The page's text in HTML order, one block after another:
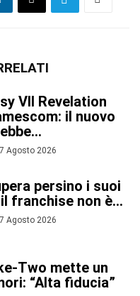
VII Revelation
il nuovo
7 Agosto 2026
persino i suoi
franchise non è...
7 Agosto 2026
Two mette un
“Alta fiducia”